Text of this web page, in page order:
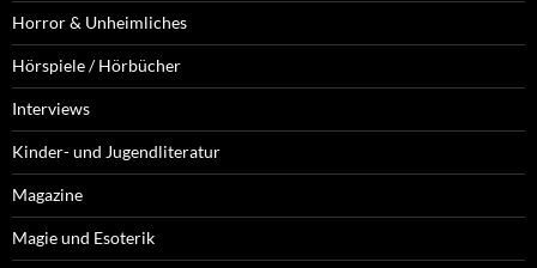
Horror & Unheimliches
Hörspiele / Hörbücher
Interviews
Kinder- und Jugendliteratur
Magazine
Magie und Esoterik